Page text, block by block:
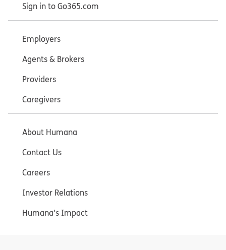
Sign in to Go365.com
Employers
Agents & Brokers
Providers
Caregivers
About Humana
Contact Us
Careers
Investor Relations
Humana's Impact